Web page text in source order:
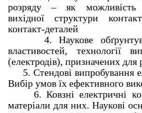
розряду – як можливість
вихідної структури
контакт-деталей
4. Наукове
властивостей, технології
(електродів), призначених для
5. Стендові випробування
Вибір умов їх ефективного
6. Ковзні електричні
матеріали для них. Наукові